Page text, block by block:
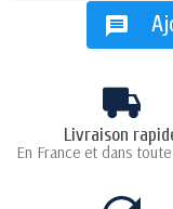
message
Livraison
En France et dans